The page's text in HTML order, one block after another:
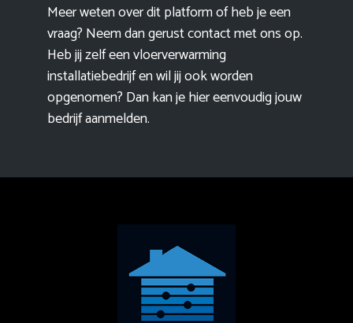
Meer weten over dit platform of heb je een
vraag? Neem dan gerust contact met ons op.
Heb jij zelf een vloerverwarming
installatiebedrijf en wil jij ook worden
opgenomen? Dan kan je hier eenvoudigjouw
bedrijf aanmelden.